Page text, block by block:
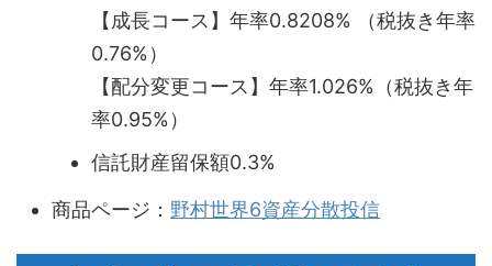
【成長コース】年率0.8208% （税抜き年率
0.76%）
【配分変更コース】年率1.026%（税抜き年
率0.95%）
信託財産留保額0.3%
商品ページ： 野村世界6資産分散投信